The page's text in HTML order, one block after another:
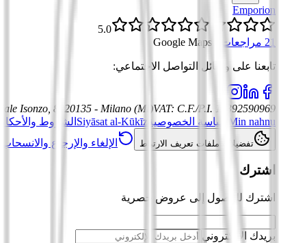
Emporion
5.0
21 مراجعات
Google Maps
تابعنا على وسائل التواصل الاجتماعي:
Viale Isonzo, 8, 20135 - Milano (MI)VAT: C.F./P.I. 12392590969
Min nahnu
سياسة الخصوصية Siyāsat al-Kūkīz الشروط والأحكام
تفضيلات ملفات تعريف الارتباط الإلغاء والإرجاع والانسحاب
اشترك
اشترك للوصول إلى عروض حصرية
بريدك الإلكتروني